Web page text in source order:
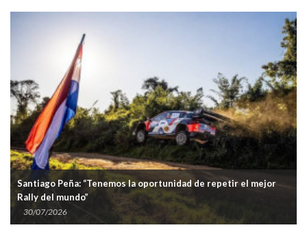
Santiago Peña: “Tenemos la oportunidad de repetir el mejor
Rally del mundo”
30/07/2026